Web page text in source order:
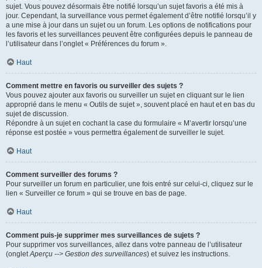
sujet. Vous pouvez désormais être notifié lorsqu’un sujet favoris a été mis à
jour. Cependant, la surveillance vous permet également d’être notifié lorsqu’il y
a une mise à jour dans un sujet ou un forum. Les options de notifications pour
les favoris et les surveillances peuvent être configurées depuis le panneau de
l’utilisateur dans l’onglet « Préférences du forum ».
Haut
Comment mettre en favoris ou surveiller des sujets ?
Vous pouvez ajouter aux favoris ou surveiller un sujet en cliquant sur le lien
approprié dans le menu « Outils de sujet », souvent placé en haut et en bas du
sujet de discussion.
Répondre à un sujet en cochant la case du formulaire « M’avertir lorsqu’une
réponse est postée » vous permettra également de surveiller le sujet.
Haut
Comment surveiller des forums ?
Pour surveiller un forum en particulier, une fois entré sur celui-ci, cliquez sur le
lien « Surveiller ce forum » qui se trouve en bas de page.
Haut
Comment puis-je supprimer mes surveillances de sujets ?
Pour supprimer vos surveillances, allez dans votre panneau de l’utilisateur
(ongletAperçu --> Gestion des surveillances) et suivez les instructions.